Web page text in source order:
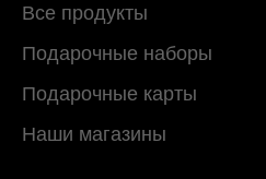
Все продукты
Подарочные наборы
Подарочные карты
Наши магазины